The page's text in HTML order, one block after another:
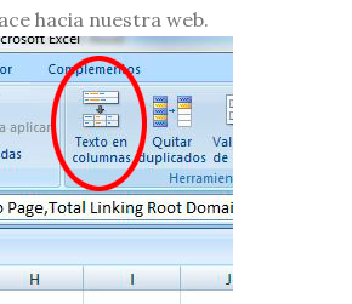
hacia nuestra web.